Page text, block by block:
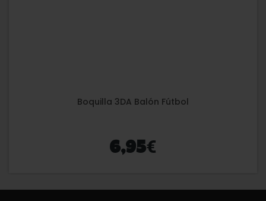
Boquilla 3DA Balón Fútbol
6,95€